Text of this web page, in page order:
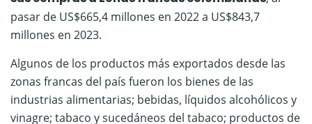
pasar de US$665,4 millones en 2022 a US$843,7
millones en 2023.
Algunos de los productos más exportados desde las
zonas francas del país fueron los bienes de las
industrias alimentarias; bebidas, líquidos alcohólicos y
vinagre; tabaco y sucedáneos del tabaco; productos de